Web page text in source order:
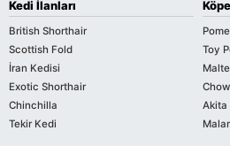
Kedi İlanları
British Shorthair
Scottish Fold
İran Kedisi
Exotic Shorthair
Chinchilla
Tekir Kedi
Toy
Akita